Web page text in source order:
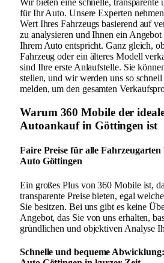
Wir bieten eine schnelle,
für Ihr Auto. Unsere Experten
Wert Ihres Fahrzeugs basierend auf
zu analysieren und Ihnen ein Angebot
Ihrem Auto entspricht. Ganz gleich,
Fahrzeug oder ein älteres Modell
sind Ihre erste Anlaufstelle. Sie
stellen, und wir werden uns so
melden, um den gesamten
Warum 360 Mobile der
Autoankauf in Göttingen ist
Faire Preise für alle
Auto Göttingen
Ein großes Plus von 360 Mobile ist,
transparente Preise bieten, egal
Sie besitzen. Bei uns gibt es keine
Angebot, das Sie von uns erhalten,
gründlichen und objektiven Analyse
Schnelle und bequeme